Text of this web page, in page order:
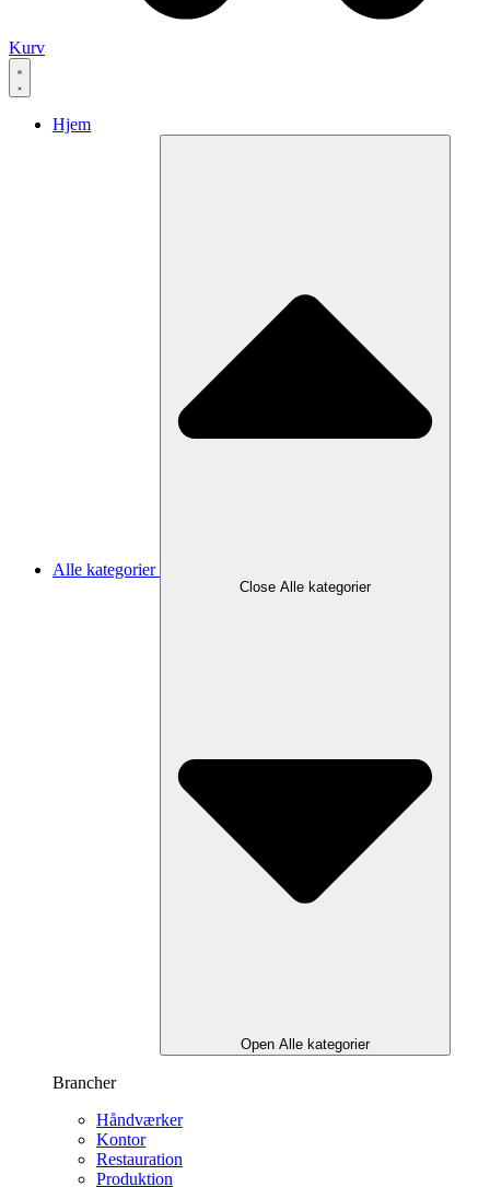
Kurv
Hjem
Alle kategorier
Close Alle kategorier
Open Alle kategorier
Brancher
Håndværker
Kontor
Restauration
Produktion